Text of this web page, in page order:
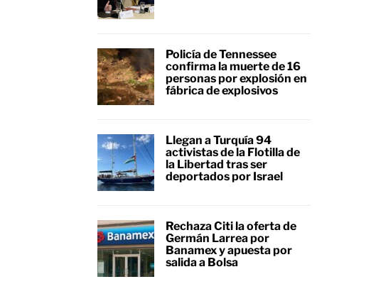
Policía de Tennessee
confirma la muerte de 16
personas por explosión en
fábrica de explosivos
Llegan a Turquía 94
activistas de la Flotilla de
la Libertad tras ser
deportados por Israel
Rechaza Citi la oferta de
Germán Larrea por
Banamex y apuesta por
salida a Bolsa